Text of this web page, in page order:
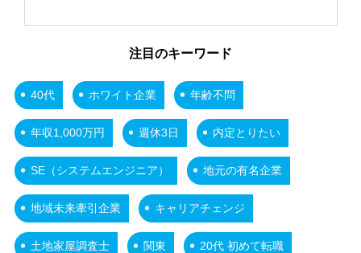
注目のキーワード
40代 ホワイト企業 年齢不問
年収1,000万円 週休3日 内定とりたい
SE（システムエンジニア） 地元の有名企業
地域未来牽引企業 キャリアチェンジ
土地家屋調査士 関東 20代 初めて転職